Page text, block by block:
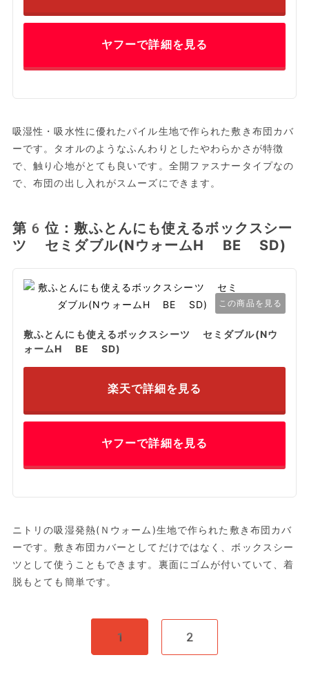
ヤフーで詳細を見る
吸湿性・吸水性に優れたパイル生地で作られた敷き布団カバ
ーです。タオルのようなふんわりとしたやわらかさが特徴
で、触り心地がとても良いです。全開ファスナータイプなの
で、布団の出し入れがスムーズにできます。
第6位：敷ふとんにも使えるボックスシー
ツ セミダブル(NウォームH BE SD)
この商品を見る
敷ふとんにも使えるボックスシーツ セミダブル(Nウ
ォームH BE SD)
楽天で詳細を見る
ヤフーで詳細を見る
ニトリの吸湿発熱(Ｎウォーム)生地で作られた敷き布団カバ
ーです。敷き布団カバーとしてだけではなく、ボックスシー
ツとして使うこともできます。裏面にゴムが付いていて、着
脱もとても簡単です。
1 2